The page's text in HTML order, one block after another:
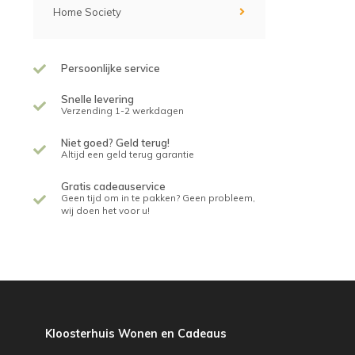
Home Society
Persoonlijke service
Snelle levering
Verzending 1-2 werkdagen
Niet goed? Geld terug!
Altijd een geld terug garantie
Gratis cadeauservice
Geen tijd om in te pakken? Geen probleem,
wij doen het voor u!
Kloosterhuis Wonen en Cadeaus